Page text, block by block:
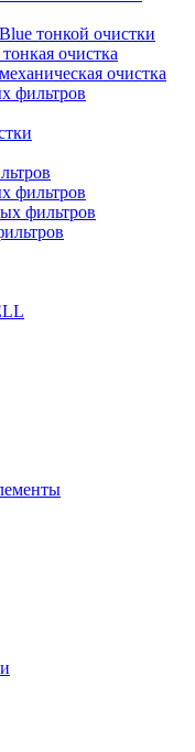
тонкой очистки
очистка
очистка
фильтров
фильтров
фильтров